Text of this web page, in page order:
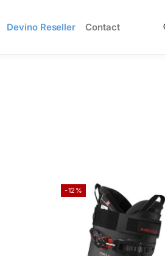
Devino Reseller Contact
-12%